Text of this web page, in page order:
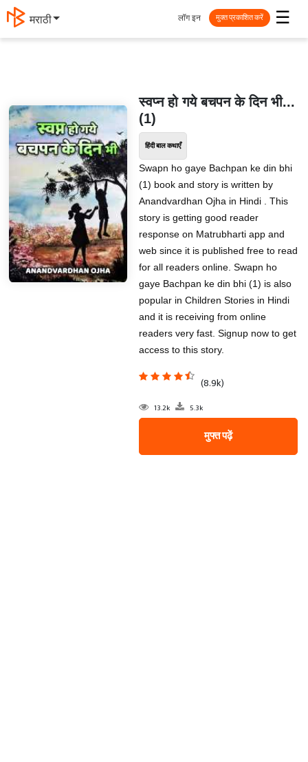
मराठी ☰
लॉग इन मुक्त प्रकाशित करें
स्वप्न हो गये बचपन के दिन भी...
(1)
हिंदी बाल कथाएँ
Swapn ho gaye Bachpan ke din bhi
(1) book and story is written by
Anandvardhan Ojha in Hindi . This
story is getting good reader
response on Matrubharti app and
web since it is published free to read
for all readers online. Swapn ho
gaye Bachpan ke din bhi (1) is also
popular in Children Stories in Hindi
and it is receiving from online
readers very fast. Signup now to get
access to this story.
(8.9k)
13.2k 5.3k
मुफ्त पढ़ें